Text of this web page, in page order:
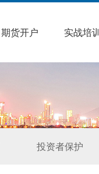
期货开户 实战培训
投资者保护